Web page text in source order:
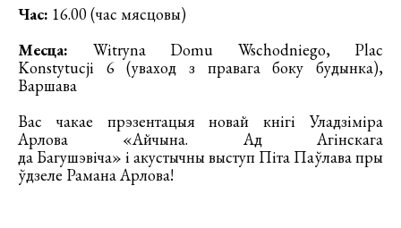
Час: 16.00 (час мясцовы)
Месца: Witryna Domu Wschodniego, Plac
Konstytucji 6 (уваход з правага боку будынка),
Варшава
Вас чакае прэзентацыя новай кнігі Уладзіміра
Арлова «Айчына. Ад Агінскага
да Багушэвіча» і акустычны выступ Піта Паўлава пры
ўдзеле Рамана Арлова!